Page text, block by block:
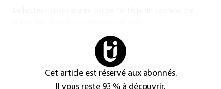
Cet article est réservé aux abonnés.
Il vous reste 93 % à découvrir.